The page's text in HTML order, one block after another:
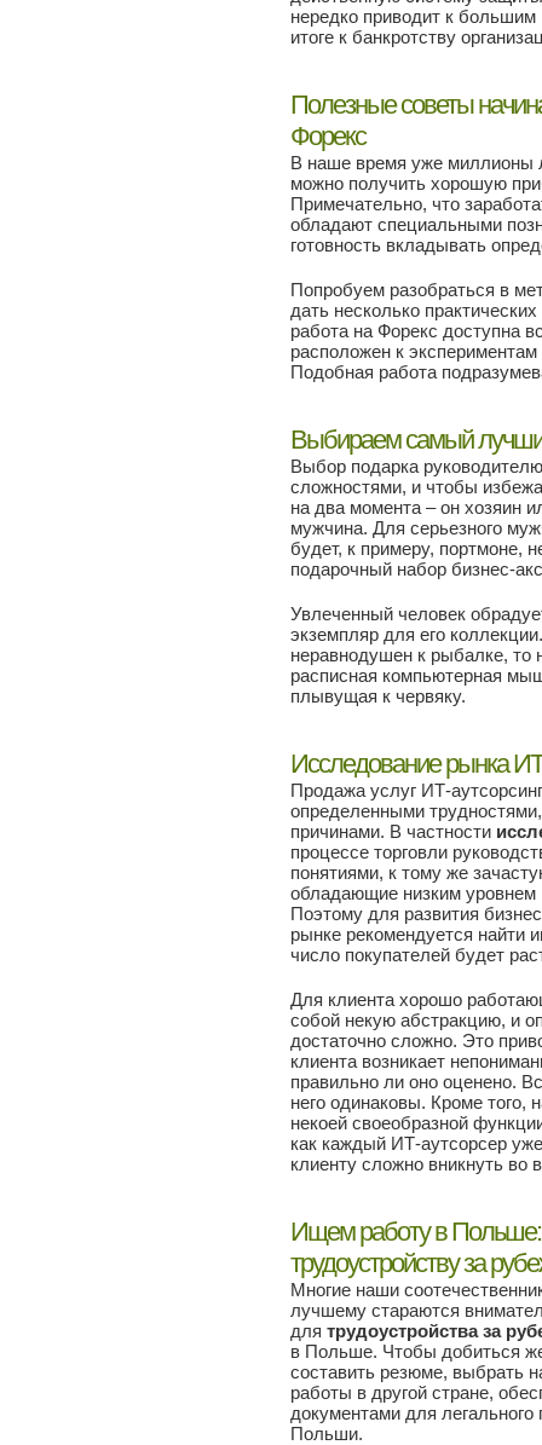
нередко приводит к
итоге к банкротству
Полезные советы
Форекс
В наше время уже миллионы
можно получить хорошую
Примечательно, что
обладают специальными
готовность вкладывать
Попробуем разобраться в
дать несколько
работа на Форекс доступна
расположен к
Подобная работа
Выбираем самый
Выбор подарка
сложностями, и чтобы
на два момента – он хозяин
мужчина. Для серьезного
будет, к примеру, портмоне,
подарочный набор бизнес-
Увлеченный человек
экземпляр для его
неравнодушен к рыбалке, то
расписная компьютерная
плывущая к червяку.
Исследование рынка
Продажа услуг ИТ-
определенными
причинами. В частности
процессе торговли
понятиями, к тому же
обладающие низким уровнем
Поэтому для развития
рынке рекомендуется найти
число покупателей будет
Для клиента хорошо
собой некую абстракцию, и
достаточно сложно. Это
клиента возникает
правильно ли оно оценено.
него одинаковы. Кроме
некоей своеобразной
как каждый ИТ-аутсорсер
клиенту сложно вникнуть во
Ищем работу в
трудоустройству за
Многие наши
лучшему стараются
для трудоустройства за
в Польше. Чтобы добиться
составить резюме, выбрать
работы в другой стране,
документами для
Польши.